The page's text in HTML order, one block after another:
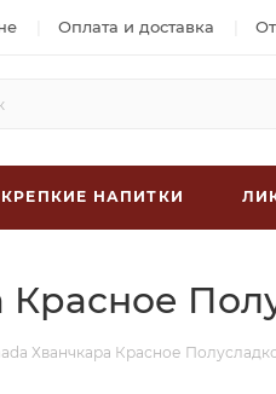
Оплата и доставка
КРЕПКИЕ НАПИТКИ
Хванчкара Красное